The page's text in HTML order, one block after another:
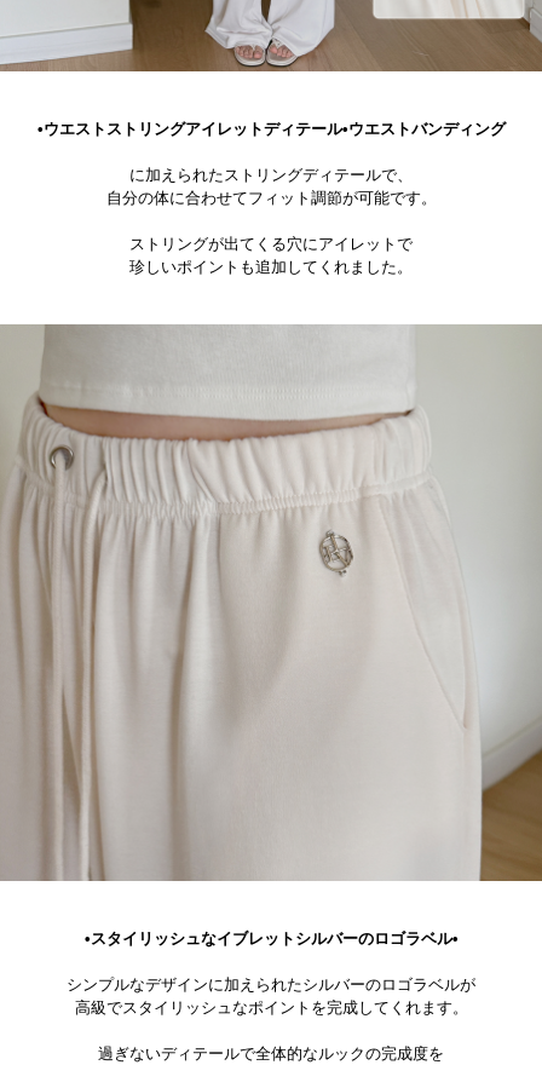
•ウエストストリングアイレットディテール•ウエストバンディング
に加えられたストリングディテールで、
自分の体に合わせてフィット調節が可能です。
ストリングが出てくる穴にアイレットで
珍しいポイントも追加してくれました。
•スタイリッシュなイブレットシルバーのロゴラベル•
シンプルなデザインに加えられたシルバーのロゴラベルが
高級でスタイリッシュなポイントを完成してくれます。
過ぎないディテールで全体的なルックの完成度を